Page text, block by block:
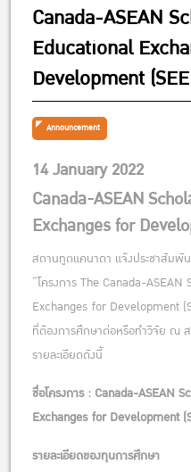
Canada-ASEAN
Educational
Development
Announcement
14 January 2022
Canada-ASEAN
Exchanges for
สถานทูตแคนาดา แจ้งประชาสัมพั
“โครงการ The Canada-
Exchanges for Development
ที่ต้องการศึกษาต่อหรือทำวิจัย ณ
รายละเอียดดังนี้
ชื่อโครงการ : Canada-ASEAN
Exchanges for Development
รายละเอียดของทุนการศึกษา